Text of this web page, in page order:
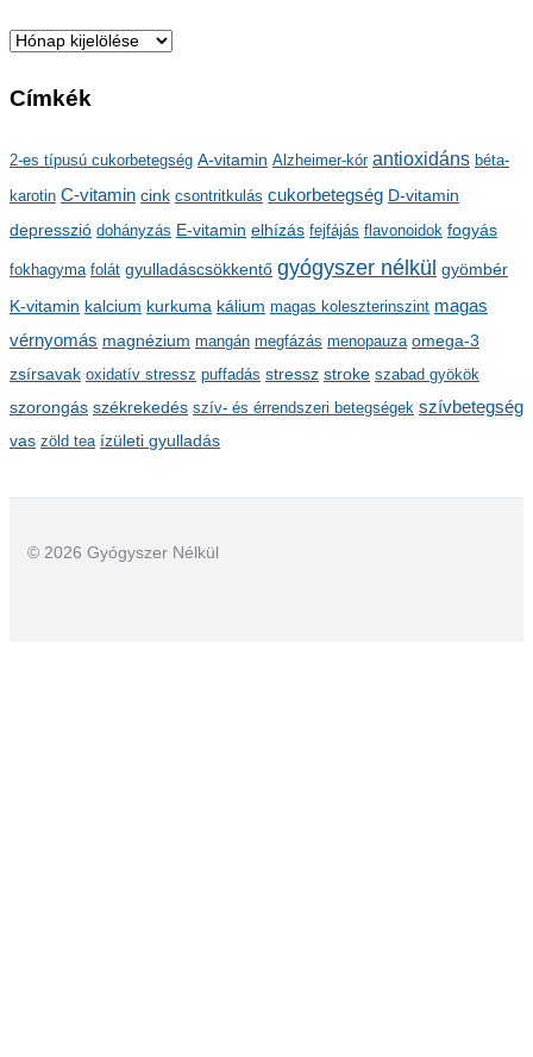
A
c
í
v
u
m
Címkék
2-es típusú cukorbetegség A-vitamin Alzheimer-kór antioxidáns béta-
karotin C-vitamin cink csontritkulás cukorbetegség D-vitamin
depresszió dohányzás E-vitamin elhízás fejfájás flavonoidok fogyás
fokhagyma folát gyulladáscsökkentő gyógyszer nélkül gyömbér
K-vitamin kalcium kurkuma kálium magas koleszterinszint magas
vérnyomás magnézium mangán megfázás menopauza omega-3
zsírsavak oxidatív stressz puffadás stressz stroke szabad gyökök
szorongás székrekedés szív- és érrendszeri betegségek szívbetegség
vas zöld tea ízületi gyulladás
© 2026 Gyógyszer Nélkül